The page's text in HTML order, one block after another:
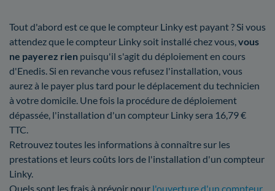
Tout d'abord est ce que le compteur Linky est payant ? Si vous
attendez que le compteur Linky soit installé chez vous,vous
ne payerez rien puisqu'il s'agit du déploiement en cours
d'Enedis. Si en revanche vous refusez l'installation, vous
aurez à le payer plus tard pour le déplacement du technicien
à votre domicile. Une fois la procédure de déploiement
dépassée, l'installation d'un compteur Linky sera 16,79 €
TTC.
Retrouvez toutes les informations à connaître sur les
prestations et leurs coûts lors de l'installation d'un compteur
Linky.
Quels sont les frais à prévoir pour l'ouverture d'un compteur